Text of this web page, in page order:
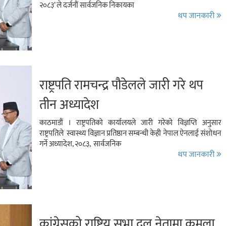
२०८३’ ले दर्जनौं सार्वजनिक निकायका
थप जानकारी
राष्ट्रपति रामचन्द्र पौडेलले जारी गरे थप
तीन अध्यादेश
काठमाडौं । राष्ट्रपतिको कार्यालयले जारी गरेको विज्ञप्ति अनुसार
राष्ट्रपतिले स्वास्थ्य विज्ञान प्रतिष्ठान सम्बन्धी केही नेपाल ऐनलाई संशोधन
गर्ने अध्यादेश, २०८३, सार्वजनिक
थप जानकारी